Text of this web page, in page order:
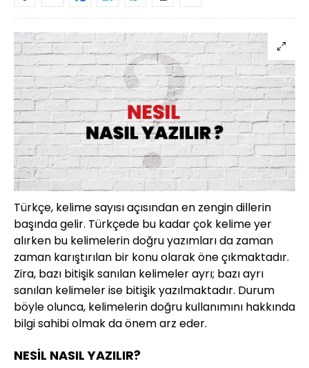
Türkçe, kelime sayısı açısından en zengin dillerin
başında gelir. Türkçede bu kadar çok kelime yer
alırken bu kelimelerin doğru yazımları da zaman
zaman karıştırılan bir konu olarak öne çıkmaktadır.
Zira, bazı bitişik sanılan kelimeler ayrı; bazı ayrı
sanılan kelimeler ise bitişik yazılmaktadır. Durum
böyle olunca, kelimelerin doğru kullanımını hakkında
bilgi sahibi olmak da önem arz eder.
NESİL NASIL YAZILIR?